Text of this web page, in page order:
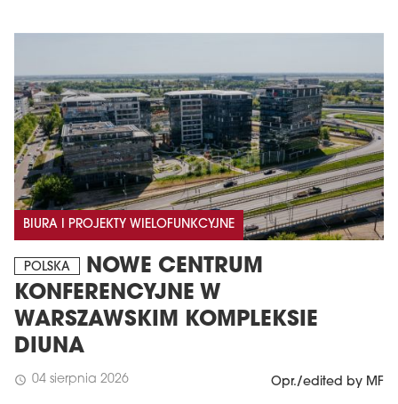
BIURA I PROJEKTY WIELOFUNKCYJNE
POLSKA
NOWE CENTRUM
KONFERENCYJNE W
WARSZAWSKIM KOMPLEKSIE
DIUNA
schedule 04 sierpnia 2026 Opr./edited by MF